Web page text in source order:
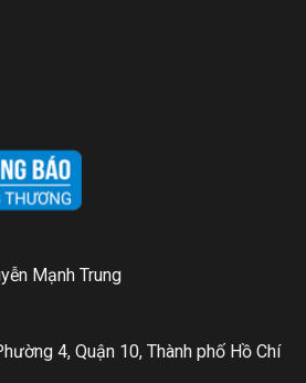
Mạnh Trung
4, Quận 10, Thành phố Hồ Chí